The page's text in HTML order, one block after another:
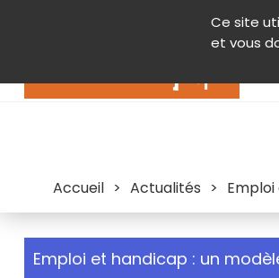
Ce site
et vous
Contenu Aide et
Accueil > Actualités >
Emploi et handicap : un